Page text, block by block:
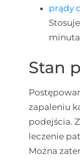
prądy
Stan
zapaleniu
podejścia.
leczenie
Można